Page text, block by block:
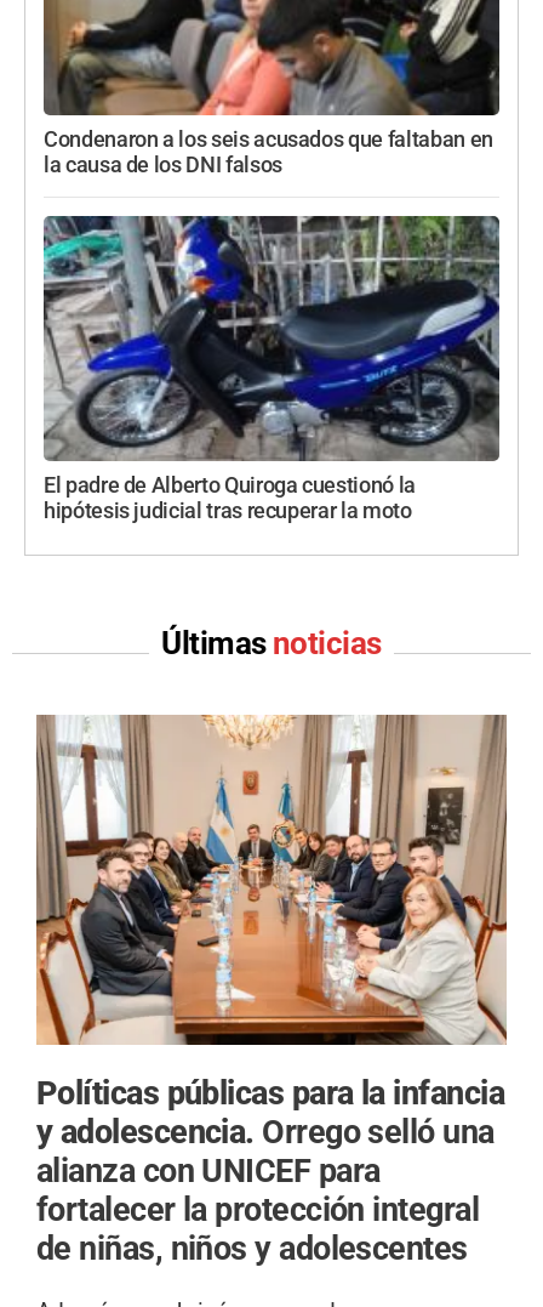
Condenaron a los seis acusados que faltaban en
la causa de los DNI falsos
El padre de Alberto Quiroga cuestionó la
hipótesis judicial tras recuperar la moto
Últimas noticias
Políticas públicas para la infancia
y adolescencia. Orrego selló una
alianza con UNICEF para
fortalecer la protección integral
de niñas, niños y adolescentes